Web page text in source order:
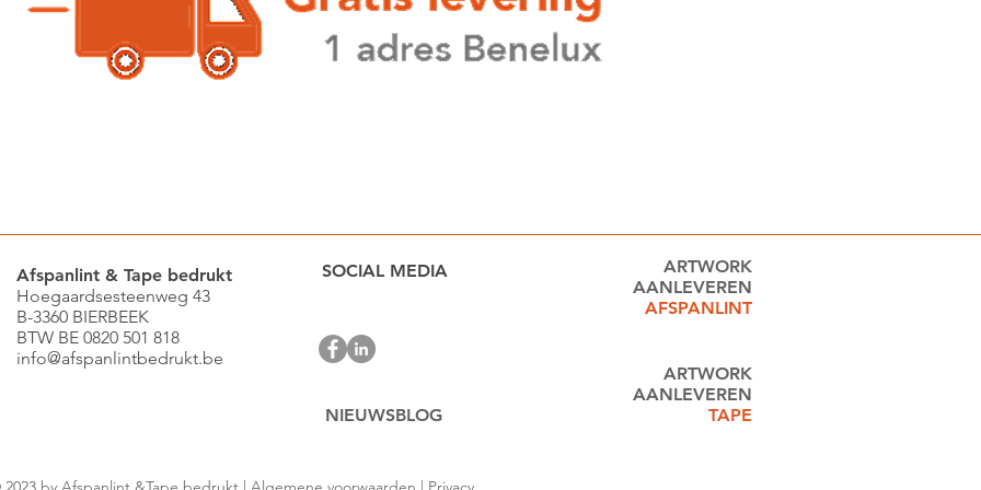
Afspanlint & Tape bedrukt
Hoegaardsesteenweg 43
B-3360 BIERBEEK
BTW BE 0820 501 818
info@afspanlintbedrukt.be
SOCIAL MEDIA
NIEUWSBLOG
ARTWORK
AANLEVEREN
AFSPANLINT
ARTWORK
AANLEVEREN
TAPE